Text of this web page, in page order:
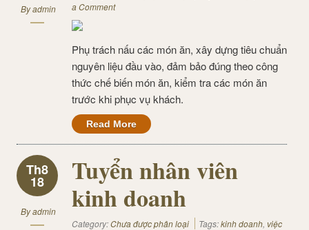
Byadmin
a Comment
Phụ trách nấu các món ăn, xây dựng tiêu chuẩn
nguyên liệu đầu vào, đảm bảo đúng theo công
thức chế biến món ăn, kiểm tra các món ăn
trước khi phục vụ khách.
Read More
Th8
18
Byadmin
Tuyển nhân viên
kinh doanh
Category:Chưa được phân loại Tags:kinh doanh, việc